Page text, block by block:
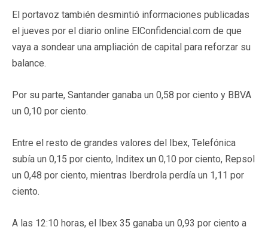
El portavoz también desmintió informaciones publicadas
el jueves por el diario online ElConfidencial.com de que
vaya a sondear una ampliación de capital para reforzar su
balance.
Por su parte, Santander ganaba un 0,58 por ciento y BBVA
un 0,10 por ciento.
Entre el resto de grandes valores del Ibex, Telefónica
subía un 0,15 por ciento, Inditex un 0,10 por ciento, Repsol
un 0,48 por ciento, mientras Iberdrola perdía un 1,11 por
ciento.
A las 12:10 horas, el Ibex 35 ganaba un 0,93 por ciento a